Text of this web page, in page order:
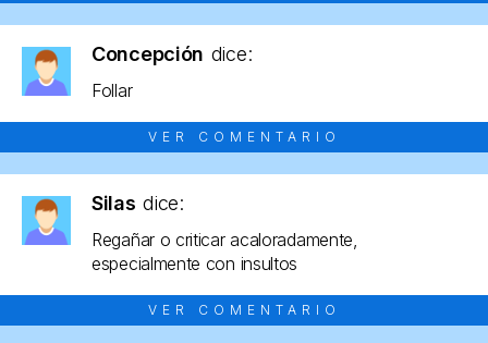
Concepción dice:
Follar
VER COMENTARIO
Silas dice:
Regañar o criticar acaloradamente,
especialmente con insultos
VER COMENTARIO